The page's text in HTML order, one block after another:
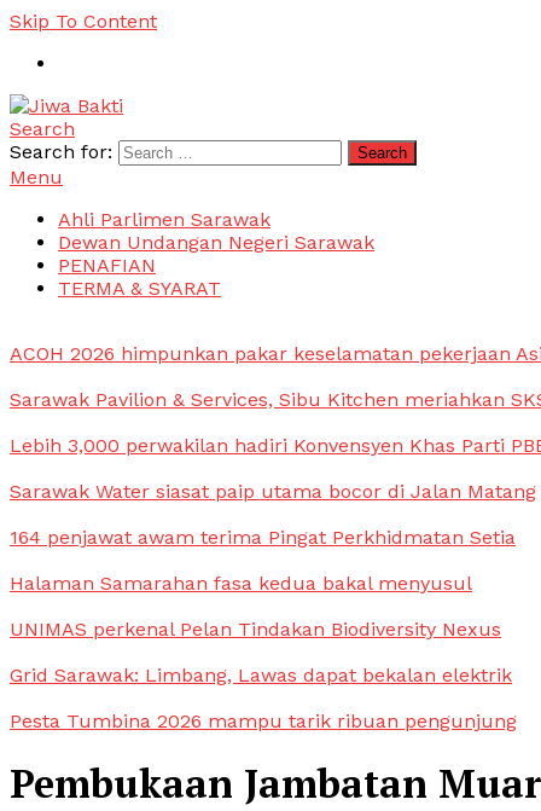
Skip To Content
Jiwa Bakti
Suara PBB Sarawak
Search
Search for:
Menu
Ahli Parlimen Sarawak
Dewan Undangan Negeri Sarawak
PENAFIAN
TERMA & SYARAT
ACOH 2026 himpunkan pakar keselamatan pekerjaan
Sarawak Pavilion & Services, Sibu Kitchen meriahkan
Lebih 3,000 perwakilan hadiri Konvensyen Khas Parti
Sarawak Water siasat paip utama bocor di Jalan Matang
164 penjawat awam terima Pingat Perkhidmatan Setia
Halaman Samarahan fasa kedua bakal menyusul
UNIMAS perkenal Pelan Tindakan Biodiversity Nexus
Grid Sarawak: Limbang, Lawas dapat bekalan elektrik
Pesta Tumbina 2026 mampu tarik ribuan pengunjung
Pembukaan Jambatan